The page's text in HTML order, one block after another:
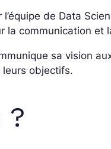
de Data
la communication et
sa vision
objectifs.
?